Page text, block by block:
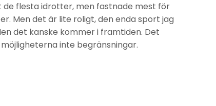
flesta idrotter, men fastnade mest för
Men det är lite roligt, den enda sport jag
det kanske kommer i framtiden. Det
inte begränsningar.